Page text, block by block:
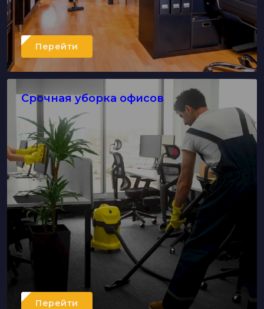
Перейти
Срочная уборка офисов
Перейти